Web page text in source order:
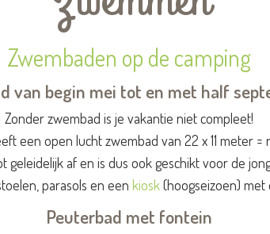
Zwembaden op de camping
van begin mei tot en met half
Zonder zwembad is je vakantie niet compleet!
een open lucht zwembad van 22 x 11 meter =
geleidelijk af en is dus ook geschikt voor de
parasols en een kiosk(hoogseizoen) met
Peuterbad met fontein